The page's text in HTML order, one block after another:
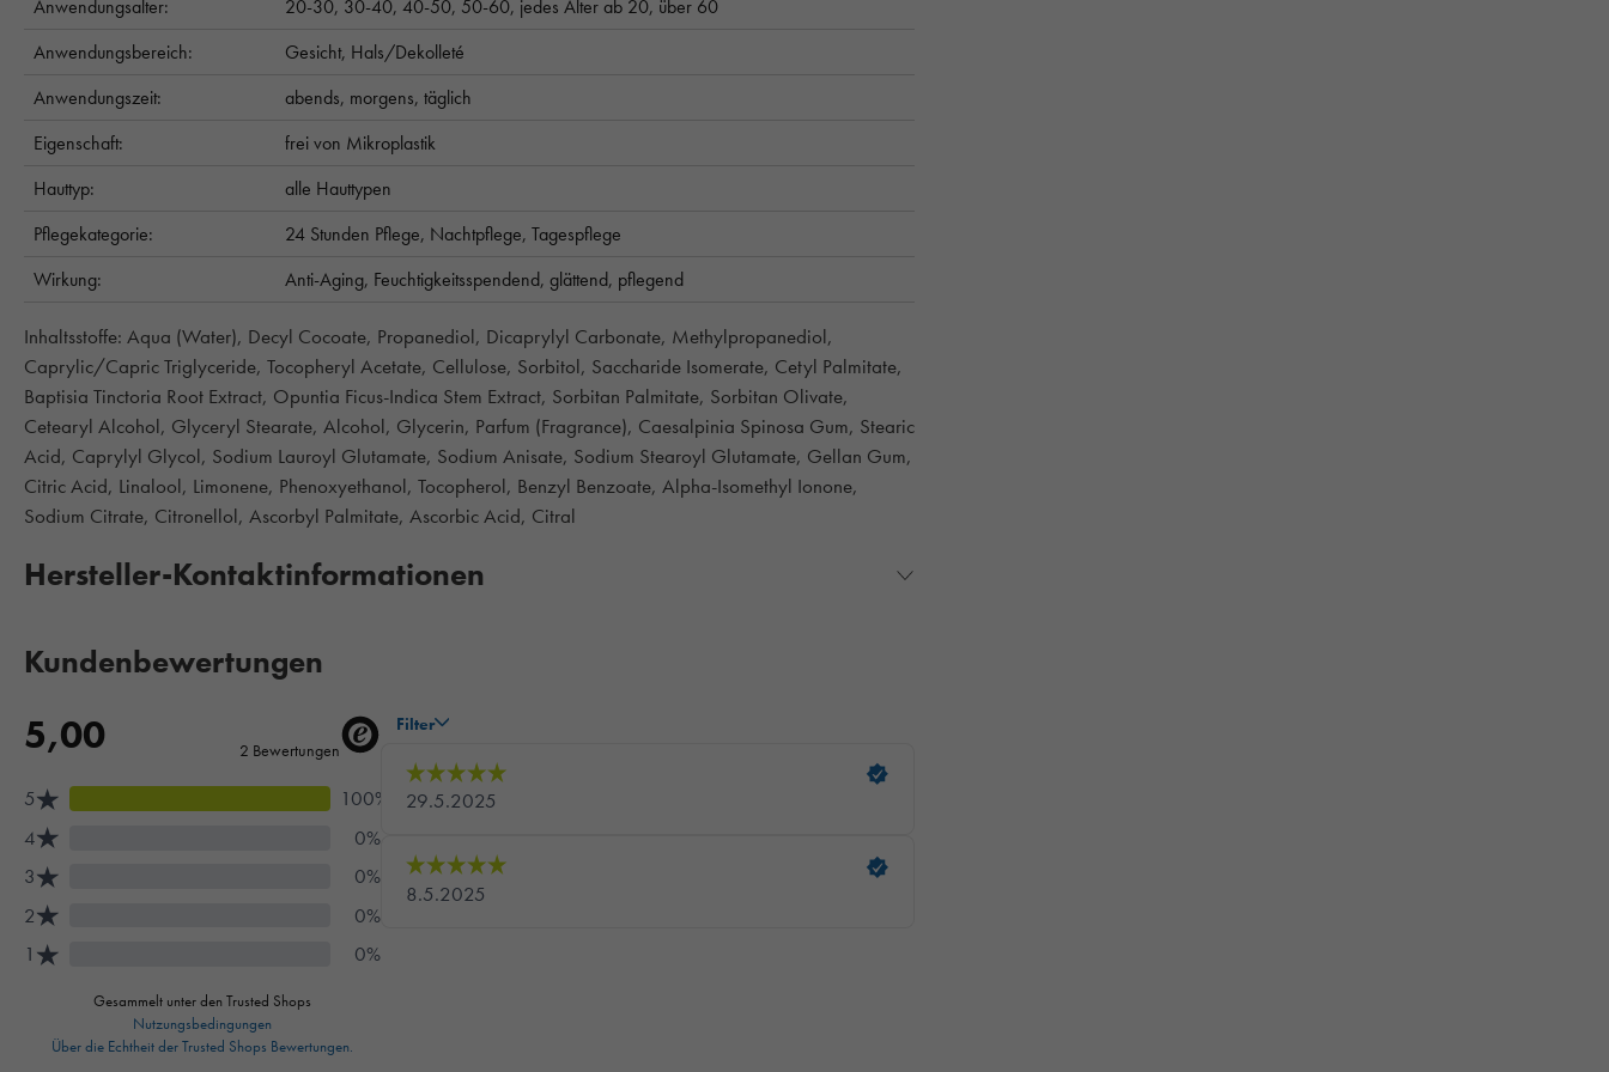
Anwendungsalter: 20-30, 30-40, 40-50, 50-60, jedes Alter ab 20, über 60
Anwendungsbereich:
Gesicht, Hals/Dekolleté
Anwendungszeit:
abends, morgens, täglich
Eigenschaft:
frei von Mikroplastik
Hauttyp:
alle Hauttypen
Pflegekategorie:
24 Stunden Pflege, Nachtpflege, Tagespflege
Wirkung:
Anti-Aging, Feuchtigkeitsspendend, glättend, pflegend
Inhaltsstoffe: Aqua (Water), Decyl Cocoate, Propanediol, Dicaprylyl Carbonate, Methylpropanediol,
Caprylic/Capric Triglyceride, Tocopheryl Acetate, Cellulose, Sorbitol, Saccharide Isomerate, Cetyl Palmitate,
Baptisia Tinctoria Root Extract, Opuntia Ficus-Indica Stem Extract, Sorbitan Palmitate, Sorbitan Olivate,
Cetearyl Alcohol, Glyceryl Stearate, Alcohol, Glycerin, Parfum (Fragrance), Caesalpinia Spinosa Gum, Stearic
Acid, Caprylyl Glycol, Sodium Lauroyl Glutamate, Sodium Anisate, Sodium Stearoyl Glutamate, Gellan Gum,
Citric Acid, Linalool, Limonene, Phenoxyethanol, Tocopherol, Benzyl Benzoate, Alpha-Isomethyl Ionone,
Sodium Citrate, Citronellol, Ascorbyl Palmitate, Ascorbic Acid, Citral
Hersteller-Kontaktinformationen
Kundenbewertungen